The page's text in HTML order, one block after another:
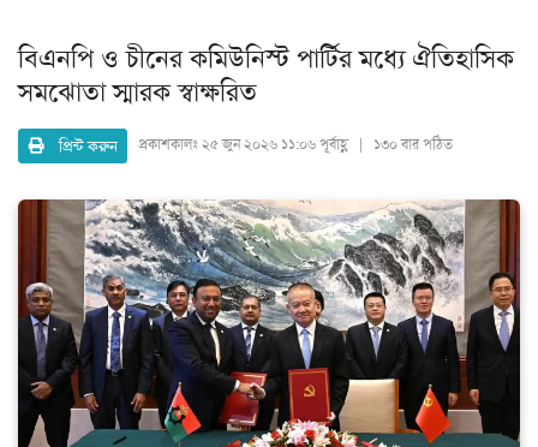
বিএনপি ও চীনের কমিউনিস্ট পার্টির মধ্যে ঐতিহাসিক
সমঝোতা স্মারক স্বাক্ষরিত
প্রিন্ট করুন প্রকাশকালঃ ২৫ জুন ২০২৬ ১১:০৬ পূর্বাহ্ণ | ১৩০ বার পঠিত